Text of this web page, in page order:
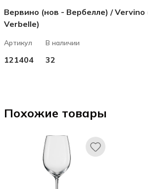
Вервино (нов - Вербелле) / Vervino
Verbelle)
Артикул
121404
В наличии
32
Похожие товары